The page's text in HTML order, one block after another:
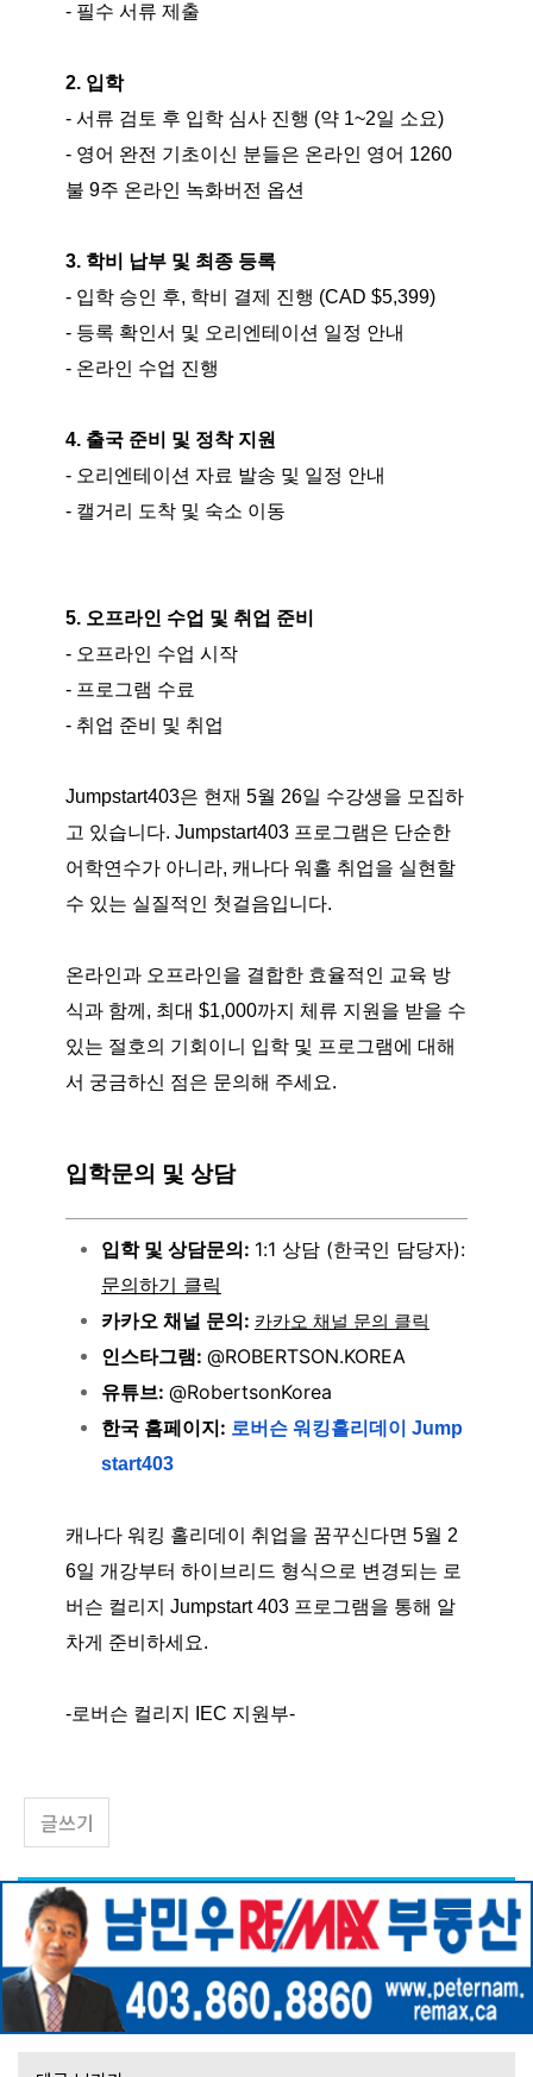
- 필수 서류 제출
2. 입학
- 서류 검토 후 입학 심사 진행 (약 1~2일 소요)
- 영어 완전 기초이신 분들은 온라인 영어 1260
불 9주 온라인 녹화버전 옵션
3. 학비 납부 및 최종 등록
- 입학 승인 후, 학비 결제 진행 (CAD $5,399)
- 등록 확인서 및 오리엔테이션 일정 안내
- 온라인 수업 진행
4. 출국 준비 및 정착 지원
- 오리엔테이션 자료 발송 및 일정 안내
- 캘거리 도착 및 숙소 이동
5. 오프라인 수업 및 취업 준비
- 오프라인 수업 시작
- 프로그램 수료
- 취업 준비 및 취업
Jumpstart403은 현재 5월 26일 수강생을 모집하
고 있습니다. Jumpstart403 프로그램은 단순한
어학연수가 아니라, 캐나다 워홀 취업을 실현할
수 있는 실질적인 첫걸음입니다.
온라인과 오프라인을 결합한 효율적인 교육 방
식과 함께, 최대 $1,000까지 체류 지원을 받을 수
있는 절호의 기회이니 입학 및 프로그램에 대해
서 궁금하신 점은 문의해 주세요.
입학문의 및 상담
입학 및 상담문의: 1:1 상담 (한국인 담당자):
문의하기 클릭
카카오 채널 문의: 카카오 채널 문의 클릭
인스타그램: @ROBERTSON.KOREA
유튜브: @RobertsonKorea
한국 홈페이지: 로버슨 워킹홀리데이 Jump
start403
캐나다 워킹 홀리데이 취업을 꿈꾸신다면 5월 2
6일 개강부터 하이브리드 형식으로 변경되는 로
버슨 컬리지 Jumpstart 403 프로그램을 통해 알
차게 준비하세요.
-로버슨 컬리지 IEC 지원부-
글쓰기